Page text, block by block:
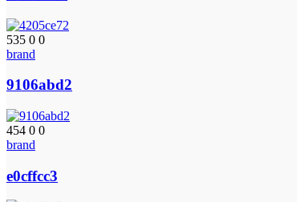
535 0 0
brand
9106abd2
454 0 0
brand
e0cffcc3